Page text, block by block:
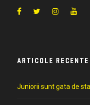
ARTICOLE RECENTE
Juniorii sunt gata de